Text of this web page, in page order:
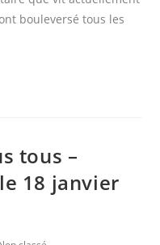
bouleversé tous les
tous –
18 janvier